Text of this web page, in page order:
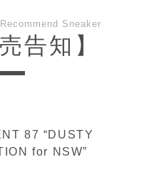
Recommend Sneaker
告知】
87 “DUSTY
for NSW”